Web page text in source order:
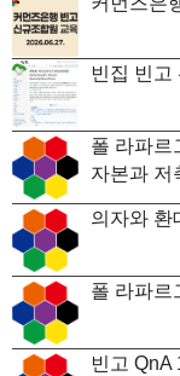
빈집 빈고
폴 라파르
자본과 저
의자와 환
폴 라파르
빈고 QnA